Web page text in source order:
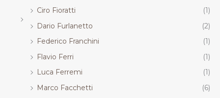
Ciro Fioratti
(1)
Dario Furlanetto
(2)
Federico Franchini
(1)
Flavio Ferri
(1)
Luca Ferremi
(1)
Marco Facchetti
(6)